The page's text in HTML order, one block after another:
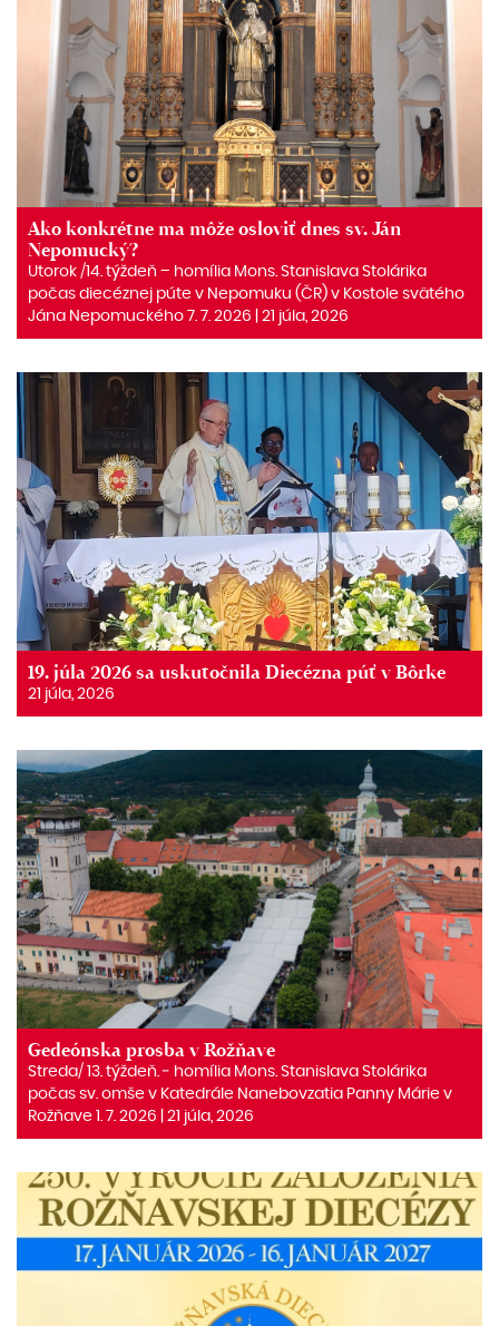
Ako konkrétne ma môže osloviť dnes sv. Ján
Nepomucký?
Utorok /14. týždeň – homília Mons. Stanislava Stolárika
počas diecéznej púte v Nepomuku (ČR) v Kostole svätého
Jána Nepomuckého 7. 7. 2026 | 21 júla, 2026
19. júla 2026 sa uskutočnila Diecézna púť v Bôrke
21 júla, 2026
Gedeónska prosba v Rožňave
Streda/ 13. týždeň. ‒ homília Mons. Stanislava Stolárika
počas sv. omše v Katedrále Nanebovzatia Panny Márie v
Rožňave 1. 7. 2026 | 21 júla, 2026